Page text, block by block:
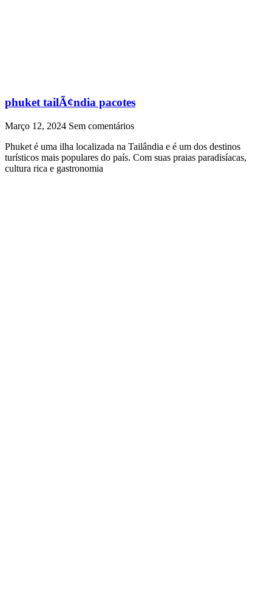
phuket tailÃ¢ndia pacotes
Março 12, 2024 Sem comentários
Phuket é uma ilha localizada na Tailândia e é um dos destinos
turísticos mais populares do país. Com suas praias paradisíacas,
cultura rica e gastronomia